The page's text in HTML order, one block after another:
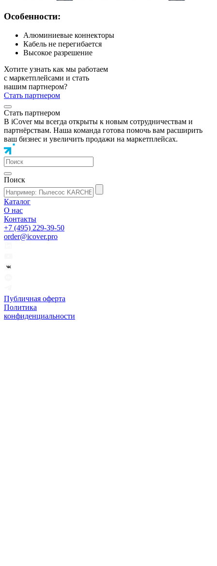
Особенности:
Алюминиевые коннекторы
Кабель не перегибается
Высокое разрешение
Хотите узнать как мы работаем
с маркетплейсами и стать
нашим партнером?
Стать партнером
Стать партнером
В iCover мы всегда открыты к новым сотрудничествам и
партнёрствам. Наша команда готова помочь вам расширить
ваш бизнес и увеличить продажи на маркетплейсах.
Поиск
Каталог
О нас
Контакты
+7 (495) 229-39-50
order@icover.pro
Публичная оферта
Политика
конфиденциальности